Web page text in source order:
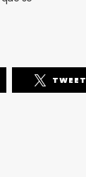
TWEET